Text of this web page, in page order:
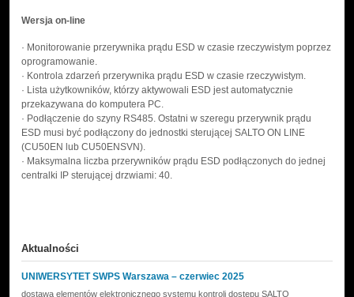
Wersja on-line
· Monitorowanie przerywnika prądu ESD w czasie rzeczywistym poprzez
oprogramowanie.
· Kontrola zdarzeń przerywnika prądu ESD w czasie rzeczywistym.
· Lista użytkowników, którzy aktywowali ESD jest automatycznie
przekazywana do komputera PC.
· Podłączenie do szyny RS485. Ostatni w szeregu przerywnik prądu
ESD musi być podłączony do jednostki sterującej SALTO ON LINE
(CU50EN lub CU50ENSVN).
· Maksymalna liczba przerywników prądu ESD podłączonych do jednej
centralki IP sterującej drzwiami: 40.
Aktualności
UNIWERSYTET SWPS Warszawa – czerwiec 2025
dostawa elementów elektronicznego systemu kontroli dostępu SALTO